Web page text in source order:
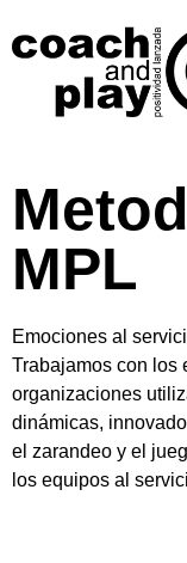
MPL
Emociones al
Trabajamos con los
organizaciones
dinámicas,
el zarandeo y el
los equipos al